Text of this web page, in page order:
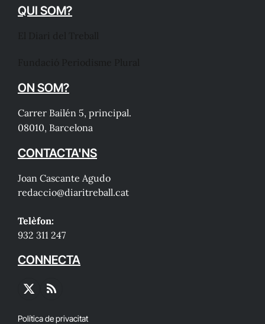
QUI SOM?
ON SOM?
Carrer Bailén 5, principal.
08010, Barcelona
CONTACTA'NS
Joan Cascante Agudo
redaccio@diaritreball.cat
Telèfon:
932 311 247
CONNECTA
X
RSS
Política de privacitat